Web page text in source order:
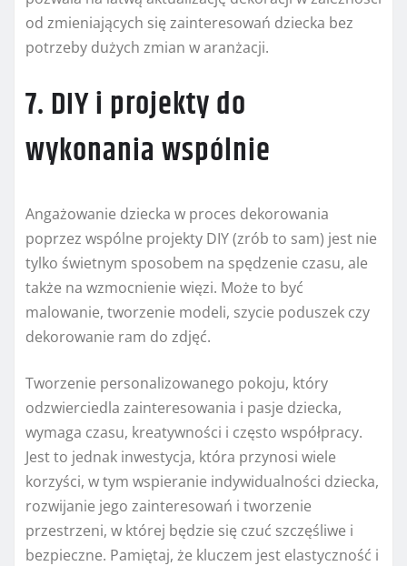
od zmieniających się zainteresowań dziecka bez
potrzeby dużych zmian w aranżacji.
7. DIY i projekty do
wykonania wspólnie
Angażowanie dziecka w proces dekorowania
poprzez wspólne projekty DIY (zrób to sam) jest nie
tylko świetnym sposobem na spędzenie czasu, ale
także na wzmocnienie więzi. Może to być
malowanie, tworzenie modeli, szycie poduszek czy
dekorowanie ram do zdjęć.
Tworzenie personalizowanego pokoju, który
odzwierciedla zainteresowania i pasje dziecka,
wymaga czasu, kreatywności i często współpracy.
Jest to jednak inwestycja, która przynosi wiele
korzyści, w tym wspieranie indywidualności dziecka,
rozwijanie jego zainteresowań i tworzenie
przestrzeni, w której będzie się czuć szczęśliwe i
bezpieczne. Pamiętaj, że kluczem jest elastyczność i